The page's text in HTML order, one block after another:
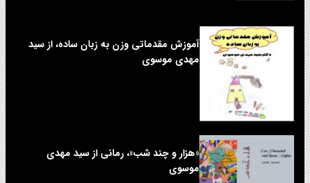
آموزش مقدماتی وزن به زبان ساده، از سید
مهدی موسوی
«هزار و چند شب»، رمانی از سید مهدی
موسوی